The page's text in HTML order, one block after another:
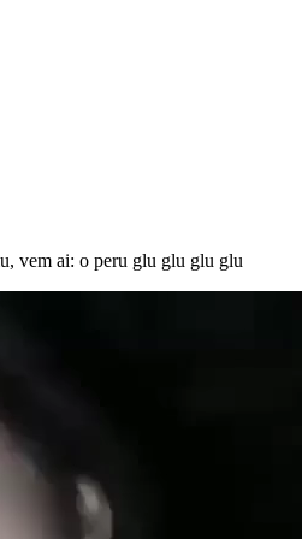
vem ai: o peru glu glu glu glu